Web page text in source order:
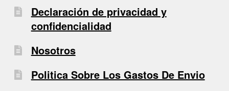
Declaración de privacidad y
confidencialidad
Nosotros
Politica Sobre Los Gastos De Envio